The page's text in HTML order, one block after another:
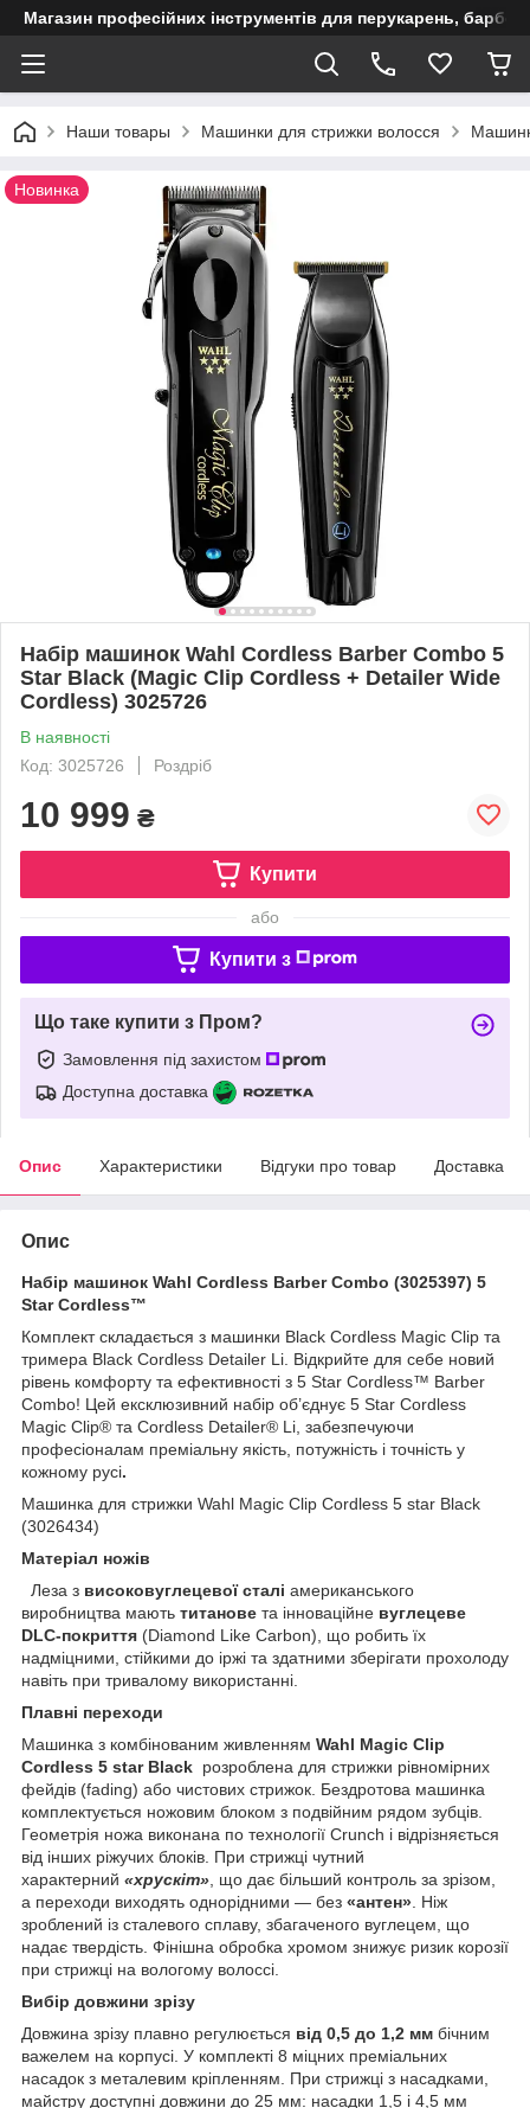
Магазин професійних інструментів для перукарень,
Наши товары Машинки для стрижки волосся
Новинка
Набір машинок Wahl Cordless Barber Combo 5
Star Black (Magic Clip Cordless + Detailer Wide
Cordless) 3025726
В наявності
Код: 3025726
Роздріб
10 999 ₴
Купити
або
Купити з
Що таке купити з Пром?
Замовлення під захистом
Доступна доставка
Опис Характеристики Відгуки про товар Доставка
Опис
Набір машинок Wahl Cordless Barber Combo (3025397) 5
Star Cordless™
Комплект складається з машинки Black Cordless Magic Clip та
тримера Black Cordless Detailer Li. Відкрийте для себе новий
рівень комфорту та ефективності з 5 Star Cordless™ Barber
Combo! Цей ексклюзивний набір об’єднує 5 Star Cordless
Magic Clip® та Cordless Detailer® Li, забезпечуючи
професіоналам преміальну якість, потужність і точність у
кожному русі.
Машинка для стрижки Wahl Magic Clip Cordless 5 star Black
(3026434)
Матеріал ножів
Леза з високовуглецевої сталі американського
виробництва мають титанове та інноваційне вуглецеве
DLC-покриття (Diamond Like Carbon), що робить їх
надміцними, стійкими до іржі та здатними зберігати прохолоду
навіть при тривалому використанні.
Плавні переходи
Машинка з комбінованим живленням Wahl Magic Clip
Cordless 5 star Black розроблена для стрижки рівномірних
фейдів (fading) або чистових стрижок. Бездротова машинка
комплектується ножовим блоком з подвійним рядом зубців.
Геометрія ножа виконана по технології Crunch і відрізняється
від інших ріжучих блоків. При стрижці чутний
характерний «хрускіт» , що дає більший контроль за зрізом,
а переходи виходять однорідними — без «антен» . Ніж
зроблений із сталевого сплаву, збагаченого вуглецем, що
надає твердість. Фінішна обробка хромом знижує ризик корозії
при стрижці на вологому волоссі.
Вибір довжини зрізу
Довжина зрізу плавно регулюється від 0,5 до 1,2 мм бічним
важелем на корпусі. У комплекті 8 міцних преміальних
насадок з металевим кріпленням. При стрижці з насадками,
майстру доступні довжини до 25 мм: насадки 1,5 і 4,5 мм